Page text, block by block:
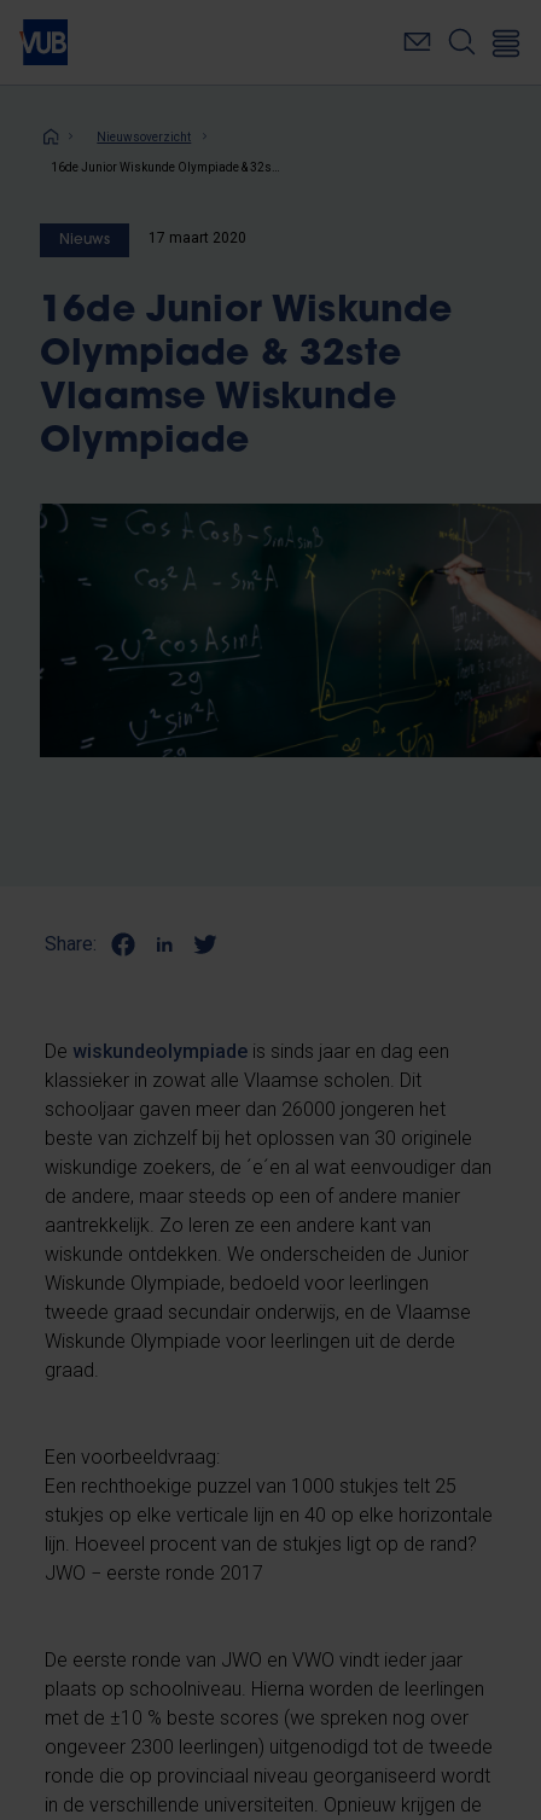
Overslaan
naar
inhoudKruimelpad
Nieuwsoverzicht
Nieuws 17 maart 2020
16de Junior Wiskunde
Olympiade & 32ste
Vlaamse Wiskunde
Olympiade
Share:
De wiskundeolympiade is sinds jaar en dag een
klassieker in zowat alle Vlaamse scholen. Dit
schooljaar gaven meer dan 26000 jongeren het
beste van zichzelf bij het oplossen van 30 originele
wiskundige zoekers, de ´e´en al wat eenvoudiger dan
de andere, maar steeds op een of andere manier
aantrekkelijk. Zo leren ze een andere kant van
wiskunde ontdekken. We onderscheiden de Junior
Wiskunde Olympiade, bedoeld voor leerlingen
tweede graad secundair onderwijs, en de Vlaamse
Wiskunde Olympiade voor leerlingen uit de derde
graad.
Een voorbeeldvraag:
Een rechthoekige puzzel van 1000 stukjes telt 25
stukjes op elke verticale lijn en 40 op elke horizontale
lijn. Hoeveel procent van de stukjes ligt op de rand?
JWO − eerste ronde 2017
De eerste ronde van JWO en VWO vindt ieder jaar
plaats op schoolniveau. Hierna worden de leerlingen
met de ±10 % beste scores (we spreken nog over
ongeveer 2300 leerlingen) uitgenodigd tot de tweede
ronde die op provinciaal niveau georganiseerd wordt
in de verschillende universiteiten. Opnieuw krijgen de